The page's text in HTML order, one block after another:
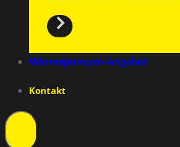
Wärmepumpen-Angebot
Kontakt